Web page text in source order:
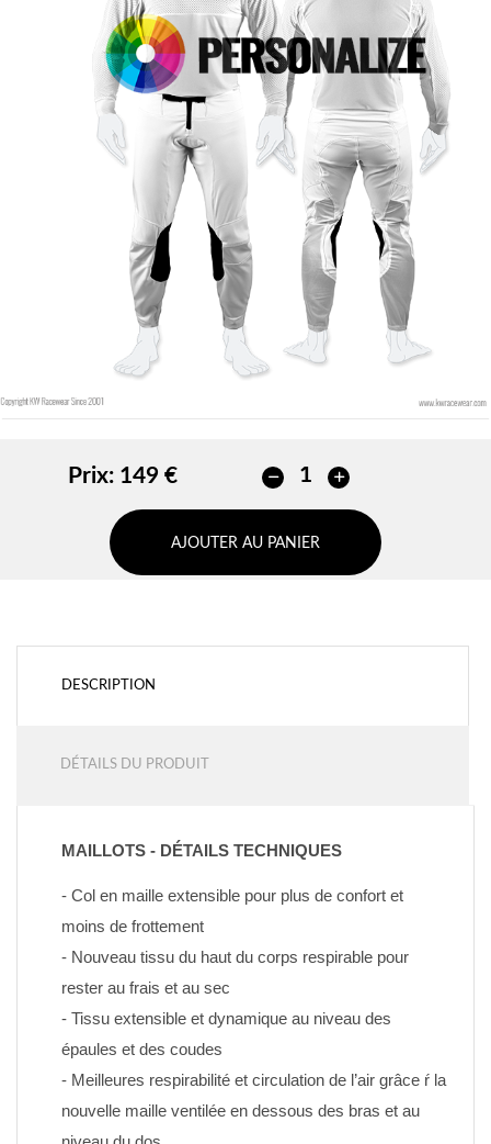
Couleur du contour
Sans contour
AJOUTER
Couleur du contour
AJOUTER
Prix: 149 €
AJOUTER AU PANIER
DESCRIPTION
DÉTAILS DU PRODUIT
MAILLOTS - DÉTAILS TECHNIQUES
- Col en maille extensible pour plus de confort et
moins de frottement
- Nouveau tissu du haut du corps respirable pour
rester au frais et au sec
- Tissu extensible et dynamique au niveau des
épaules et des coudes
- Meilleures respirabilité et circulation de l’air grâce ŕ la
nouvelle maille ventilée en dessous des bras et au